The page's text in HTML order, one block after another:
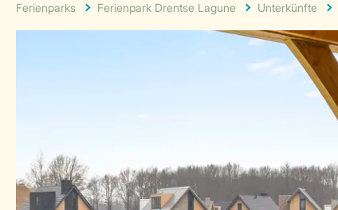
Ferienparks Ferienpark Drentse Lagune Unterkünfte